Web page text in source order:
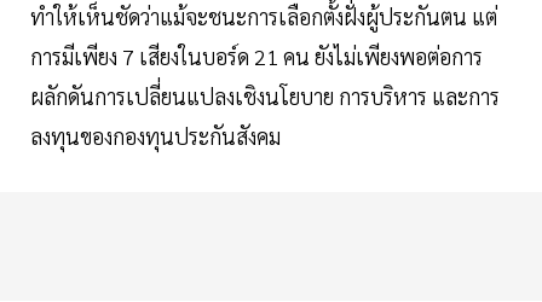
ทำให้เห็นชัดว่าแม้จะชนะการเลือกตั้งฝั่งผู้ประกันตน แต่
การมีเพียง 7 เสียงในบอร์ด 21 คน ยังไม่เพียงพอต่อการ
ผลักดันการเปลี่ยนแปลงเชิงนโยบาย การบริหาร และการ
ลงทุนของกองทุนประกันสังคม